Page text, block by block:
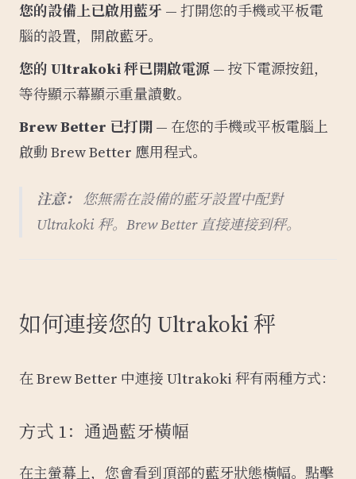
您的設備上已啟用藍牙 — 打開您的手機或平板電
腦的設置，開啟藍牙。
您的 Ultrakoki 秤已開啟電源 — 按下電源按鈕，
等待顯示幕顯示重量讀數。
Brew Better 已打開 — 在您的手機或平板電腦上
啟動 Brew Better 應用程式。
注意： 您無需在設備的藍牙設置中配對
Ultrakoki 秤。Brew Better 直接連接到秤。
如何連接您的 Ultrakoki 秤
在 Brew Better 中連接 Ultrakoki 秤有兩種方式：
方式 1：通過藍牙橫幅
在主螢幕上，您會看到頂部的藍牙狀態橫幅。點擊